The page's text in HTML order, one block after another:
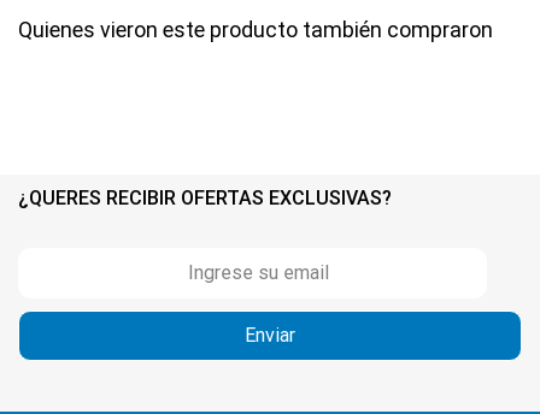
Quienes vieron este producto también compraron
¿QUERES RECIBIR OFERTAS EXCLUSIVAS?